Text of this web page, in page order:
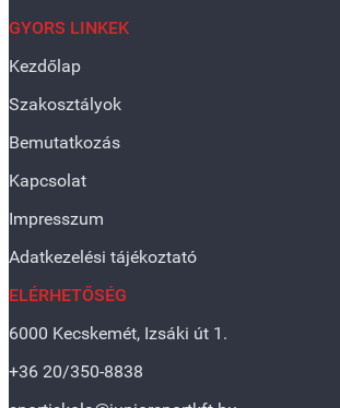
GYORS LINKEK
Kezdőlap
Szakosztályok
Bemutatkozás
Kapcsolat
Impresszum
Adatkezelési tájékoztató
ELÉRHETŐSÉG
6000 Kecskemét, Izsáki út 1.
+36 20/350-8838